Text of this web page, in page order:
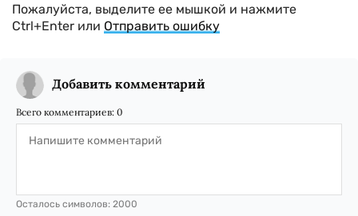
Пожалуйста, выделите ее мышкой и нажмите
Ctrl+Enter или Отправить ошибку
Добавить комментарий
Всего комментариев: 0
Осталось символов: 2000